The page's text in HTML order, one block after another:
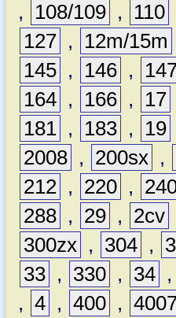
,
108/109 , 110
127 , 12m/15m
145 , 146 ,
164 , 166 , 17
181 , 183 , 19
2008 , 200sx ,
212 , 220 ,
288 , 29 , 2cv
300zx , 304 ,
33 , 330 , 34 ,
, 4 , 400 ,